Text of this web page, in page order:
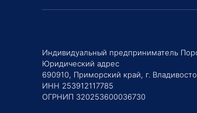
Индивидуальный предприниматель
Юридический адрес
690910, Приморский край, г.
ИНН 253912117785
ОГРНИП 320253600036730